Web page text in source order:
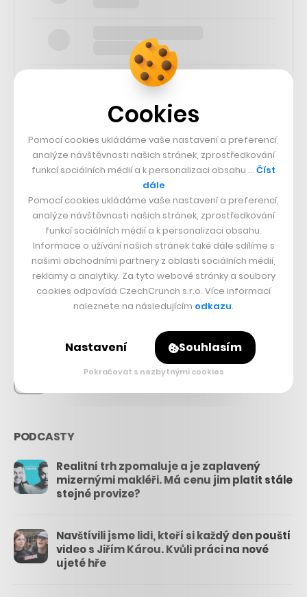
SLEDUJTE NÁS
73k
25k
56.4k
PODCASTY
Realitní trh zpomaluje a je zaplavený
mizernými makléři. Má cenu jim platit stále
stejné provize?
Navštívili jsme lidi, kteří si každý den pouští
video s Jiřím Károu. Kvůli práci na nové
ujeté hře
Cookies
Pomocí cookies ukládáme vaše nastavení a preferencí,
analýze návštěvnosti našich stránek, zprostředkování
funkcí sociálních médií a k personalizaci obsahu … Číst
dále
Pomocí cookies ukládáme vaše nastavení a preferencí,
analýze návštěvnosti našich stránek, zprostředkování
funkcí sociálních médií a k personalizaci obsahu.
Informace o užívání našich stránek také dále sdílíme s
našimi obchodními partnery z oblasti sociálních médií,
reklamy a analytiky. Za tyto webové stránky a soubory
cookies odpovídá CzechCrunch s.r.o. Více informací
naleznete na následujícím odkazu.
Nastavení Souhlasím
Pokračovat s nezbytnými cookies